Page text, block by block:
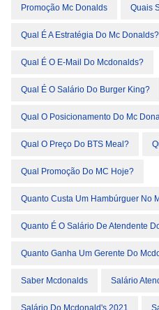
Promoção Mc Donalds Quais
Qual É A Estratégia Do Mc Donalds?
Qual É O E-Mail Do Mcdonalds?
Qual É O Salário Do Burger King?
Qual O Posicionamento Do Mc
Qual O Preço Do BTS Meal?
Qual Promoção Do MC Hoje?
Quanto Custa Um Hambúrguer No
Quanto É O Salário De Atendente
Quanto Ganha Um Gerente Do
Saber Mcdonalds Salário
Salário Do Mcdonald's 2021